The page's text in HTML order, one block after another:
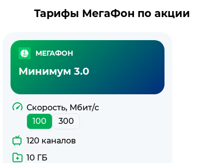
Тарифы МегаФон по акции
МЕГАФОН
Минимум 3.0
Скорость, Мбит/с
100
300
120 каналов
10 ГБ